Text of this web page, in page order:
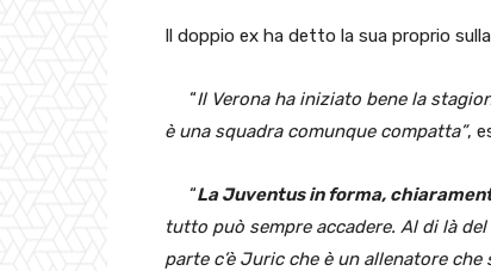
Il doppio ex ha detto la sua proprio
“Il Verona ha iniziato bene la
è una squadra comunque compatta”,
“La Juventus in forma,
tutto può sempre accadere. Al di là
parte c’è Juric che è un allenatore